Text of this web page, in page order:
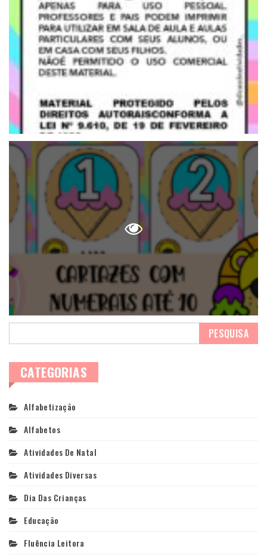
CATEGORIAS
Alfabetização
Alfabetos
Atividades De Natal
Atividades Diversas
Dia Das Crianças
Educação
Fluência Leitora